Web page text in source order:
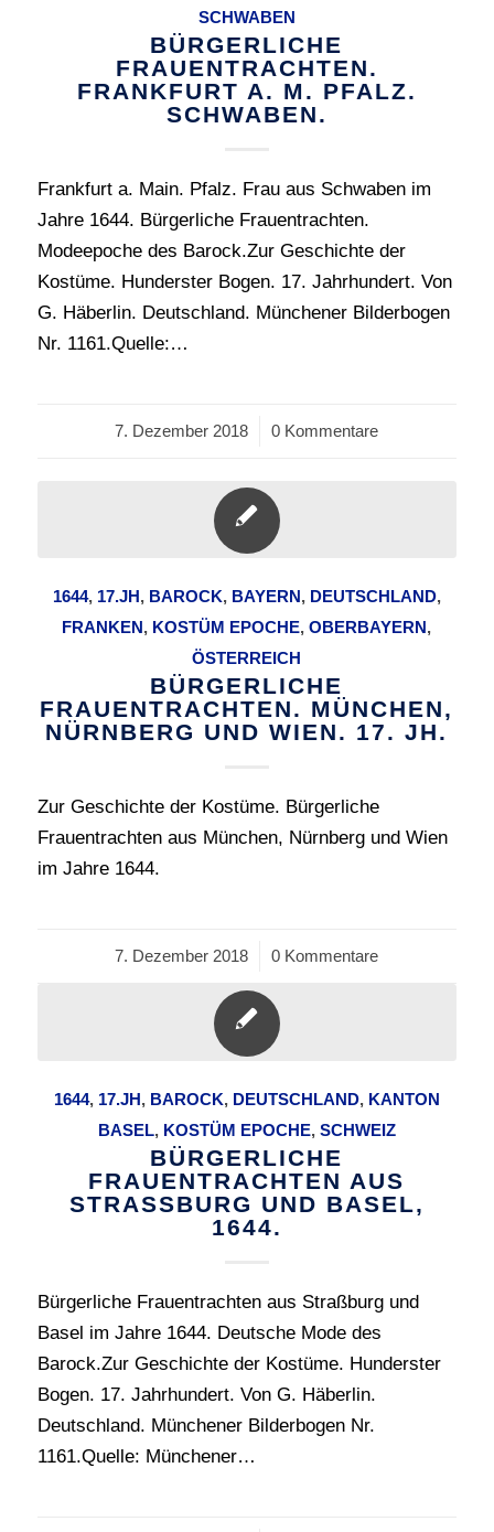
SCHWABEN
BÜRGERLICHE
FRAUENTRACHTEN.
FRANKFURT A. M. PFALZ.
SCHWABEN.
Frankfurt a. Main. Pfalz. Frau aus Schwaben im
Jahre 1644. Bürgerliche Frauentrachten.
Modeepoche des Barock.Zur Geschichte der
Kostüme. Hunderster Bogen. 17. Jahrhundert. Von
G. Häberlin. Deutschland. Münchener Bilderbogen
Nr. 1161.Quelle:…
7. Dezember 2018
/ 0 Kommentare
1644, 17.JH, BAROCK, BAYERN, DEUTSCHLAND,
FRANKEN, KOSTÜM EPOCHE,OBERBAYERN,
ÖSTERREICH
BÜRGERLICHE
FRAUENTRACHTEN. MÜNCHEN,
NÜRNBERG UND WIEN. 17. JH.
Zur Geschichte der Kostüme. Bürgerliche
Frauentrachten aus München, Nürnberg und Wien
im Jahre 1644.
7. Dezember 2018
/ 0 Kommentare
1644, 17.JH, BAROCK, DEUTSCHLAND, KANTON
BASEL, KOSTÜM EPOCHE, SCHWEIZ
BÜRGERLICHE
FRAUENTRACHTEN AUS
STRASSBURG UND BASEL, 1
644.
Bürgerliche Frauentrachten aus Straßburg und
Basel im Jahre 1644. Deutsche Mode des
Barock.Zur Geschichte der Kostüme. Hunderster
Bogen. 17. Jahrhundert. Von G. Häberlin.
Deutschland. Münchener Bilderbogen Nr.
1161.Quelle: Münchener…